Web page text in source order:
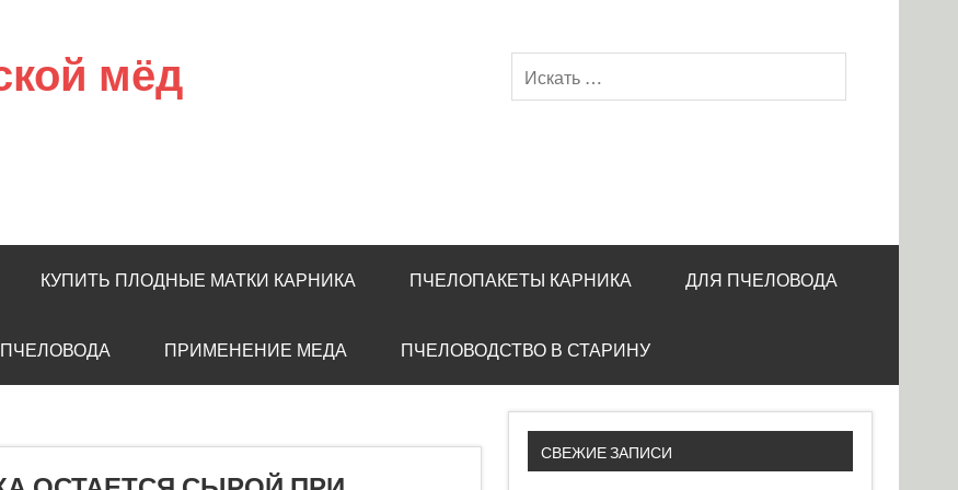
мёд
КУПИТЬ ПЛОДНЫЕ МАТКИ КАРНИКА ПЧЕЛОПАКЕТЫ КАРНИКА ДЛЯ ПЧЕЛОВОДА
ПРИМЕНЕНИЕ МЕДА ПЧЕЛОВОДСТВО В СТАРИНУ
СВЕЖИЕ ЗАПИСИ